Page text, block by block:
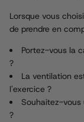
Lorsque vous
de prendre en
Portez-vous la
?
La ventilation
l'exercice ?
Souhaitez-
?